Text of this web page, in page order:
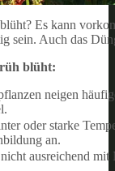
Es kann
sein. Auch das
blüht:
neigen
oder starke
an.
ausreichend